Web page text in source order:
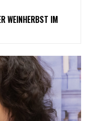
WEINHERBST IM